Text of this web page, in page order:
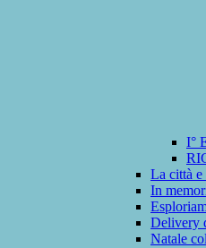
I°
La città
In
Delivery
Natale